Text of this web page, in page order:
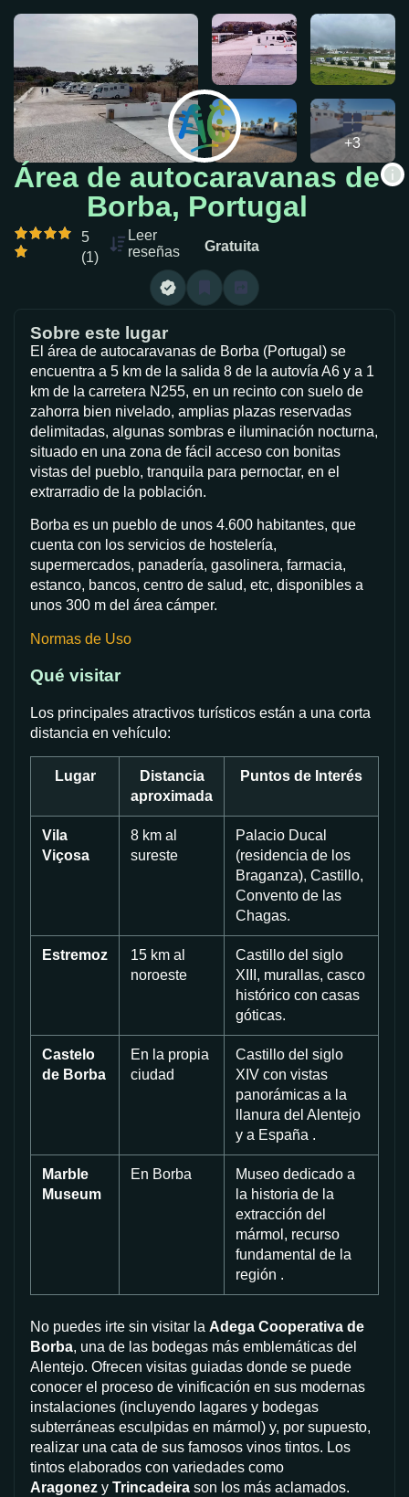
+3
Área de autocaravanas de
Borba, Portugal
5
(1)
Leer
reseñas
Gratuita
Sobre este lugar
El área de autocaravanas de Borba (Portugal) se
encuentra a 5 km de la salida 8 de la autovía A6 y a 1
km de la carretera N255, en un recinto con suelo de
zahorra bien nivelado, amplias plazas reservadas
delimitadas, algunas sombras e iluminación nocturna,
situado en una zona de fácil acceso con bonitas
vistas del pueblo, tranquila para pernoctar, en el
extrarradio de la población.
Borba es un pueblo de unos 4.600 habitantes, que
cuenta con los servicios de hostelería,
supermercados, panadería, gasolinera, farmacia,
estanco, bancos, centro de salud, etc, disponibles a
unos 300 m del área cámper.
Normas de Uso
Qué visitar
Los principales atractivos turísticos están a una corta
distancia en vehículo:
Lugar
Distancia
aproximada
Puntos de Interés
Vila
Viçosa
8 km al
sureste
Palacio Ducal
(residencia de los
Braganza), Castillo,
Convento de las
Chagas.
Estremoz
15 km al
noroeste
Castillo del siglo
XIII, murallas, casco
histórico con casas
góticas.
Castelo
de Borba
En la propia
ciudad
Castillo del siglo
XIV con vistas
panorámicas a la
llanura del Alentejo
y a España .
Marble
Museum
En Borba
Museo dedicado a
la historia de la
extracción del
mármol, recurso
fundamental de la
región .
No puedes irte sin visitar la Adega Cooperativa de
Borba, una de las bodegas más emblemáticas del
Alentejo. Ofrecen visitas guiadas donde se puede
conocer el proceso de vinificación en sus modernas
instalaciones (incluyendo lagares y bodegas
subterráneas esculpidas en mármol) y, por supuesto,
realizar una cata de sus famosos vinos tintos. Los
tintos elaborados con variedades como
Aragonez y Trincadeira son los más aclamados.